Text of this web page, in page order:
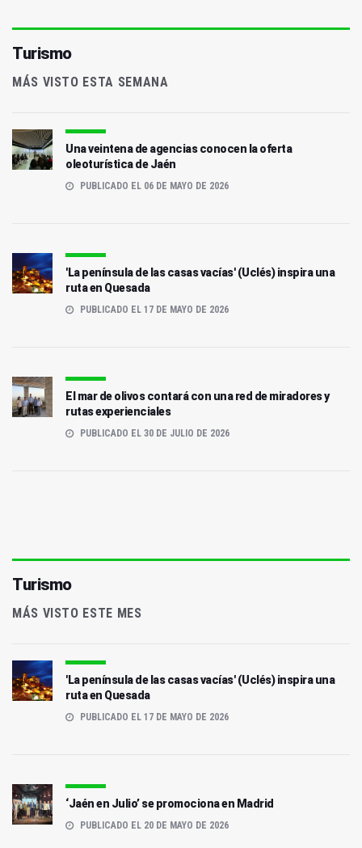
Turismo
MÁS VISTO ESTA SEMANA
Una veintena de agencias conocen la oferta
oleoturística de Jaén
PUBLICADO EL 06 DE MAYO DE 2026
'La península de las casas vacías' (Uclés) inspira una
ruta en Quesada
PUBLICADO EL 17 DE MAYO DE 2026
El mar de olivos contará con una red de miradores y
rutas experienciales
PUBLICADO EL 30 DE JULIO DE 2026
Turismo
MÁS VISTO ESTE MES
'La península de las casas vacías' (Uclés) inspira una
ruta en Quesada
PUBLICADO EL 17 DE MAYO DE 2026
‘Jaén en Julio’ se promociona en Madrid
PUBLICADO EL 20 DE MAYO DE 2026